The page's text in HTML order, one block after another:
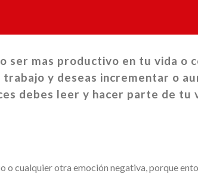
ser mas productivo en tu vida o
y deseas incrementar o
debes leer y hacer parte de tu
o cualquier otra emoción negativa, porque